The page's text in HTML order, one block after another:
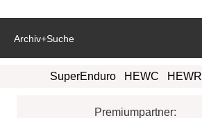
Archiv+Suche
SuperEnduro HEWC HEWR
Premiumpartner: